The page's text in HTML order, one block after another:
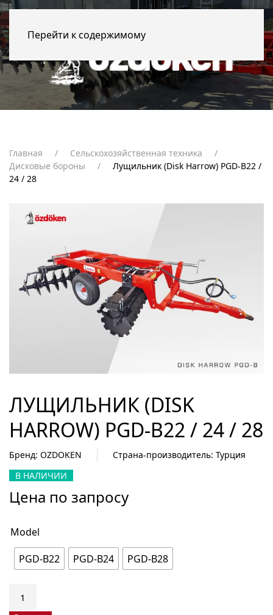
Перейти к содержимому
Главная
Сельскохозяйственная техника
Дисковые бороны
Лущильник (Disk Harrow) PGD-B22 /
24 / 28
ЛУЩИЛЬНИК (DISK
HARROW) PGD-B22 / 24 / 28
Бренд: OZDOKEN
Страна-производитель: Турция
В НАЛИЧИИ
Цена по запросу
Model
PGD-B22
PGD-B24 PGD-B28
товара